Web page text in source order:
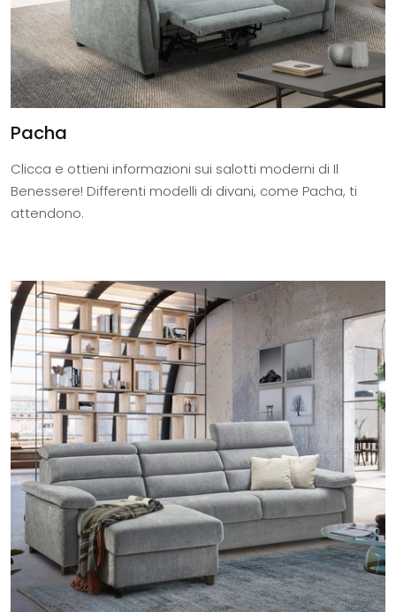
Pacha
Clicca e ottieni informazioni sui salotti moderni di Il
Benessere! Differenti modelli di divani, come Pacha, ti
attendono.